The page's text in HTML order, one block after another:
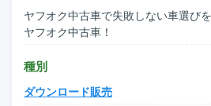
ヤフオク中古車で失敗しない車選び
ヤフオク中古車！
種別
ダウンロード販売